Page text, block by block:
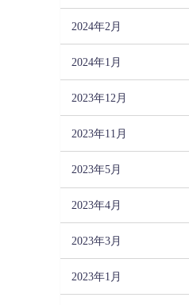
2024年2月
2024年1月
2023年12月
2023年11月
2023年5月
2023年4月
2023年3月
2023年1月